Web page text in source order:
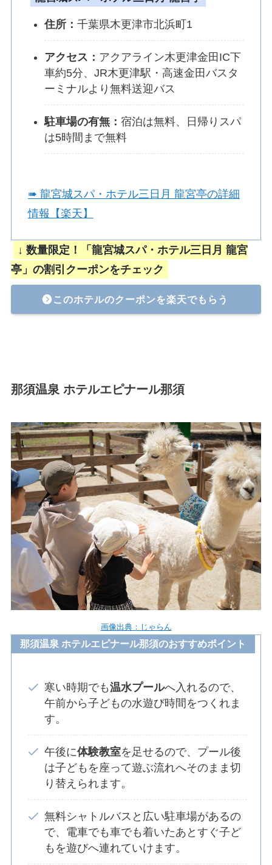
住所： 千葉県木更津市北浜町1
アクセス： アクアライン木更津金田IC下
車約5分、JR木更津駅・高速金田バスタ
ーミナルより無料送迎バス
駐車場の有無： 宿泊は無料、日帰りスパ
は5時間まで無料
➠ 龍宮城スパ・ホテル三日月 龍宮亭の詳細
情報【楽天】
↓ 数量限定！「龍宮城スパ・ホテル三日月 龍宮
亭」の割引クーポンをチェック
このホテルのクーポンを楽天でもらう
那須温泉 ホテルエピナール那須
画像出典：じゃらん
那須温泉 ホテルエピナール那須のおすすめポイント
寒い時期でも温水プールへ入れるので、
午前から子どもの水遊び時間をつくれま
す。
午後に体験教室を足せるので、プール後
は子どもを座って遊ぶ流れへそのまま切
り替えられます。
無料シャトルバスと広い駐車場があるの
で、電車でも車でも着いたあとすぐ子ど
もを遊びへ連れていけます。